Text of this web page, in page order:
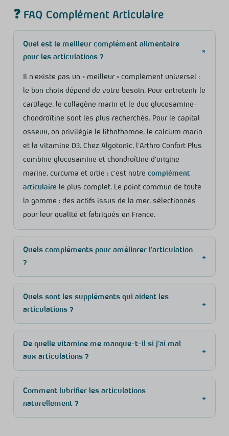
❓ FAQ Complément Articulaire
Quel est le meilleur complément alimentaire
pour les articulations ?
+
Il n’existe pas un « meilleur » complément universel :
le bon choix dépend de votre besoin. Pour entretenir le
cartilage, le collagène marin et le duo glucosamine-
chondroïtine sont les plus recherchés. Pour le capital
osseux, on privilégie le lithothamne, le calcium marin
et la vitamine D3. Chez Algotonic, l’Arthro Confort Plus
combine glucosamine et chondroïtine d’origine
marine, curcuma et ortie : c’est notre complément
articulaire le plus complet. Le point commun de toute
la gamme : des actifs issus de la mer, sélectionnés
pour leur qualité et fabriqués en France.
Quels compléments pour améliorer l’articulation
?
+
Quels sont les suppléments qui aident les
articulations ?
+
De quelle vitamine me manque-t-il si j’ai mal
aux articulations ?
+
Comment lubrifier les articulations
naturellement ?
+